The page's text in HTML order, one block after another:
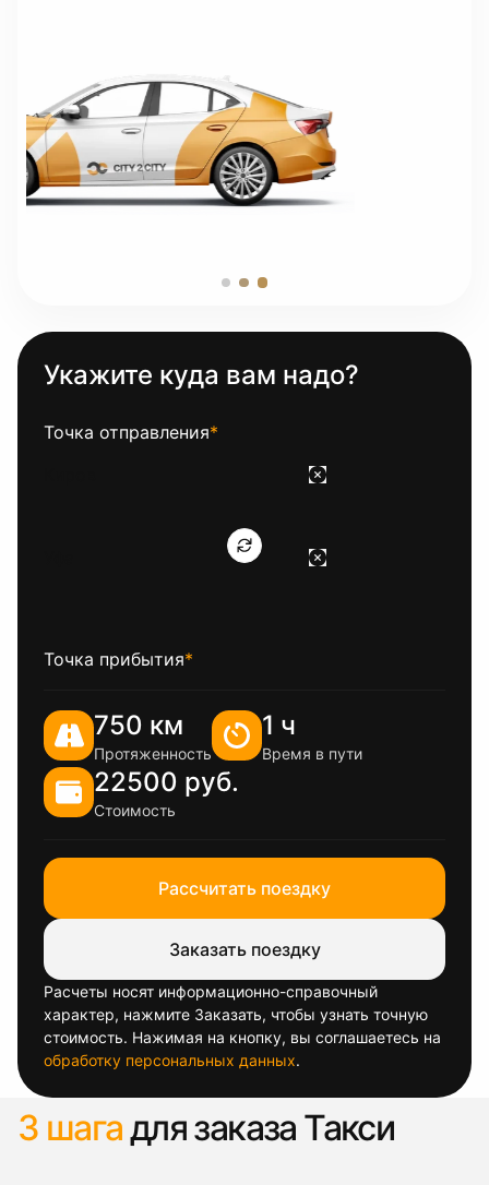
Укажите куда вам надо?
Точка отправления*
Точка прибытия*
750 км
Протяженность
1 ч
Время в пути
22500 руб.
Стоимость
Рассчитать поездку
Заказать поездку
Расчеты носят информационно-справочный
характер, нажмите Заказать, чтобы узнать точную
стоимость. Нажимая на кнопку, вы соглашаетесь на
обработку персональных данных.
3 шагадля заказа Такси